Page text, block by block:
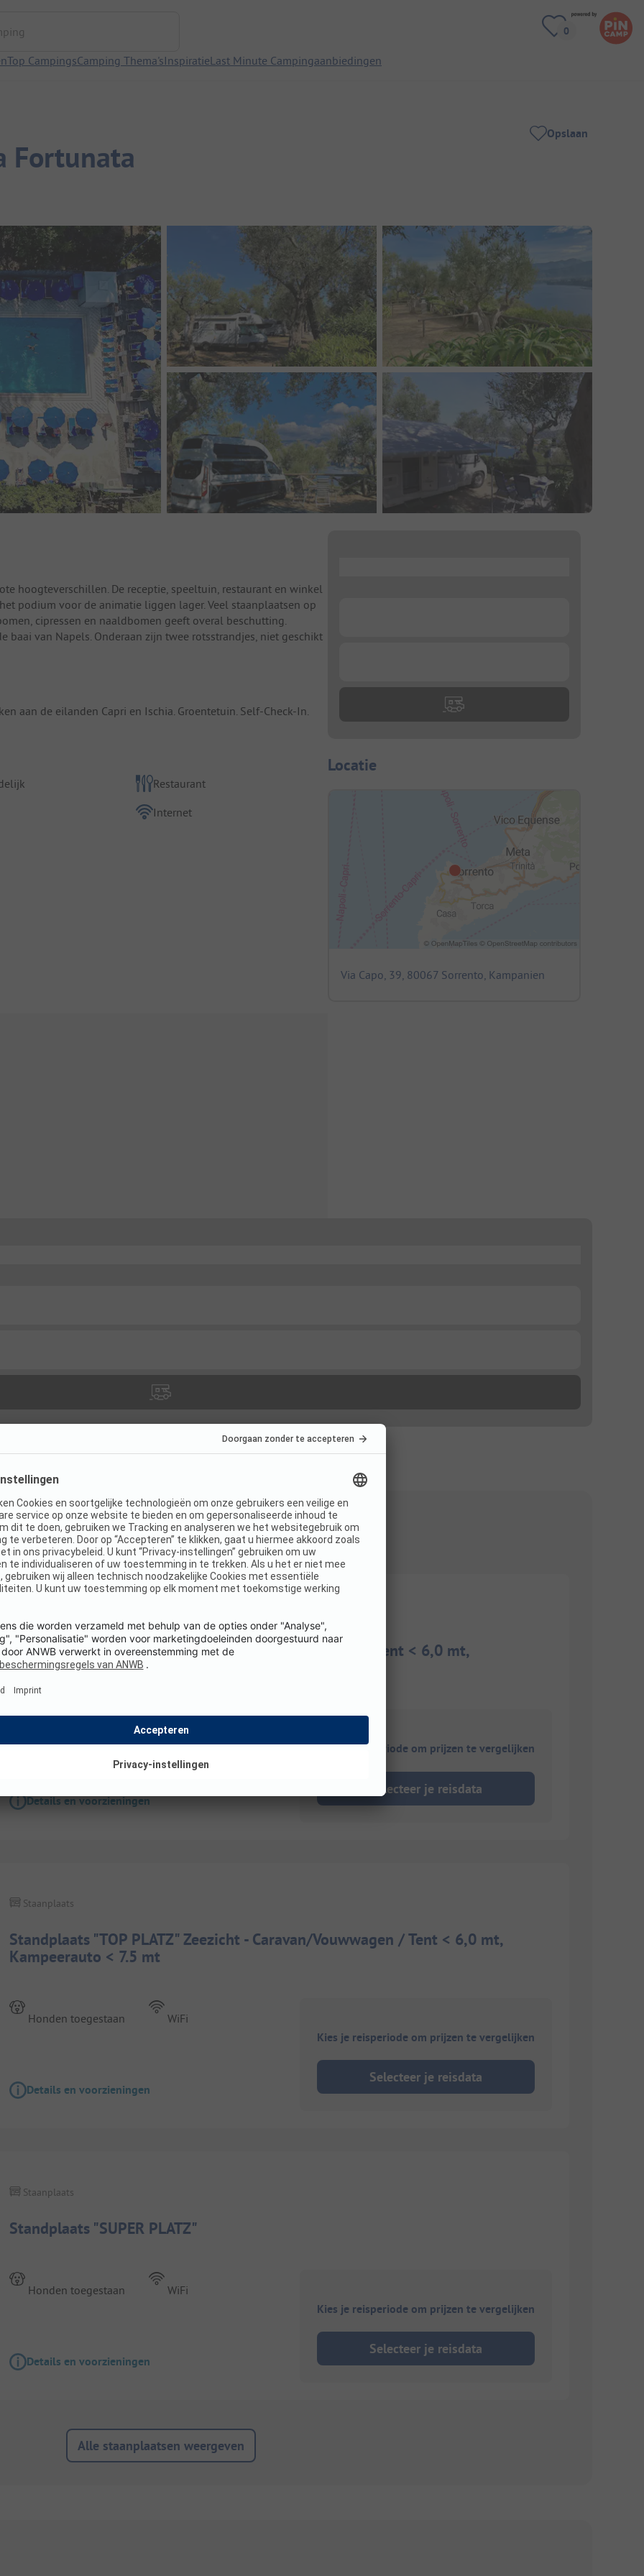
Top CampingsCamping Thema'sInspiratieLast Minute Campingaanbiedingen
Fortunata
Opslaan
hoogteverschillen. De receptie, speeltuin, restaurant en winkel
podium voor de animatie liggen lager. Veel staanplaatsen op
cipressen en naaldbomen geeft overal beschutting.
baai van Napels. Onderaan zijn twee rotsstrandjes, niet geschikt
aan de eilanden Capri en Ischia. Groentetuin. Self-Check-In.
Restaurant
Internet
Locatie
Via Capo, 39, 80067 Sorrento, Kampanien
(4)
Standaard "STANDARD PLATZ" Caravan/Vouwwagen / Tent < 6,0 mt,
Kampeerauto < 7.5 mt
WiFi
Details en voorzieningen
Kies je reisperiode om prijzen te vergelijken
Selecteer je reisdata
Standplaats "TOP PLATZ" Zeezicht - Caravan/Vouwwagen / Tent < 6,0 mt,
Kampeerauto < 7.5 mt
Staanplaats
Honden toegestaan WiFi
Details en voorzieningen
Kies je reisperiode om prijzen te vergelijken
Selecteer je reisdata
Standplaats "SUPER PLATZ"
Staanplaats
Honden toegestaan WiFi
Details en voorzieningen
Kies je reisperiode om prijzen te vergelijken
Selecteer je reisdata
Alle staanplaatsen weergeven